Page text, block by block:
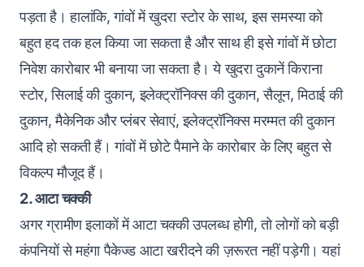
पड़ता है। हालांकि, गांवों में खुदरा स्टोर के साथ, इस समस्या को
बहुत हद तक हल किया जा सकता है और साथ ही इसे गांवों में छोटा
निवेश कारोबार भी बनाया जा सकता है। ये खुदरा दुकानें किराना
स्टोर, सिलाई की दुकान, इलेक्ट्रॉनिक्स की दुकान, सैलून, मिठाई की
दुकान, मैकेनिक और प्लंबर सेवाएं, इलेक्ट्रॉनिक्स मरम्मत की दुकान
आदि हो सकती हैं। गांवों में छोटे पैमाने के कारोबार के लिए बहुत से
विकल्प मौजूद हैं।
2. आटा चक्की
अगर ग्रामीण इलाकों में आटा चक्की उपलब्ध होगी, तो लोगों को बड़ी
कंपनियों से महंगा पैकेज्ड आटा खरीदने की ज़रूरत नहीं पड़ेगी। यहां